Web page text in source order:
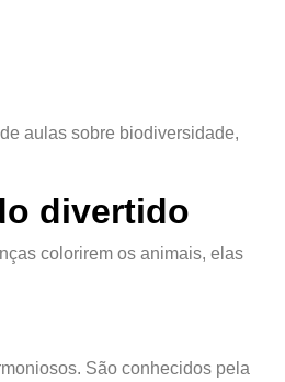
aulas sobre biodiversidade,
divertido
colorirem os animais, elas
São conhecidos pela